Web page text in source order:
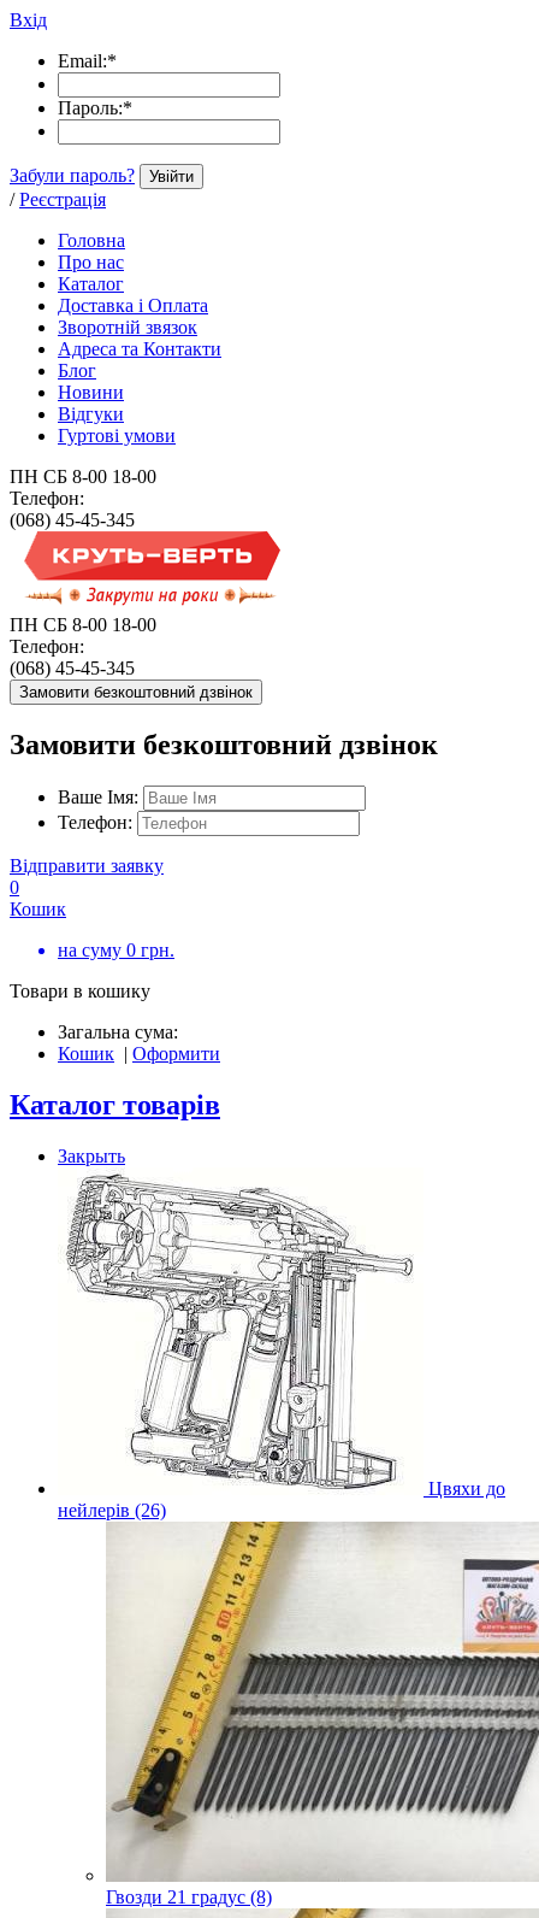
Вхід
Email:*
Пароль:*
Забули пароль? Увійти
/ Реєстрація
Головна
Про нас
Каталог
Доставка і Оплата
Зворотній звязок
Адреса та Контакти
Блог
Новини
Відгуки
Гуртові умови
ПН СБ 8-00 18-00
Телефон:
(068) 45-45-345
ПН СБ 8-00 18-00
Телефон:
(068) 45-45-345
Замовити безкоштовний дзвінок
Замовити безкоштовний дзвінок
Ваше Імя:
Телефон:
Відправити заявку
0
Кошик
на суму 0 грн.
Товари в кошику
Загальна сума:
Кошик | Оформити
Каталог товарів
Закрыть
Цвяхи до
нейлерів (26)
Гвозди 21 градус (8)